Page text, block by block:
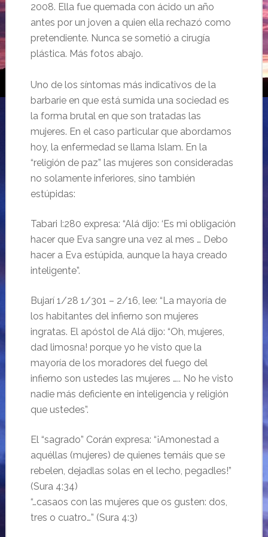
2008. Ella fue quemada con ácido un año
antes por un joven a quien ella rechazó como
pretendiente. Nunca se sometió a cirugía
plástica. Más fotos abajo.
Uno de los síntomas más indicativos de la
barbarie en que está sumida una sociedad es
la forma brutal en que son tratadas las
mujeres. En el caso particular que abordamos
hoy, la enfermedad se llama Islam. En la
“religión de paz” las mujeres son consideradas
no solamente inferiores, sino también
estúpidas:
Tabari I:280 expresa: “Alá dijo: ‘Es mi obligación
hacer que Eva sangre una vez al mes … Debo
hacer a Eva estúpida, aunque la haya creado
inteligente”.
Bujarí 1/28 1/301 – 2/16, lee: “La mayoría de
los habitantes del infierno son mujeres
ingratas. El apóstol de Alá dijo: “Oh, mujeres,
dad limosna! porque yo he visto que la
mayoría de los moradores del fuego del
infierno son ustedes las mujeres ….. No he visto
nadie más deficiente en inteligencia y religión
que ustedes”.
El “sagrado” Corán expresa: “¡Amonestad a
aquéllas (mujeres) de quienes temáis que se
rebelen, dejadlas solas en el lecho, pegadles!”
(Sura 4:34)
“…casaos con las mujeres que os gusten: dos,
tres o cuatro…” (Sura 4:3)